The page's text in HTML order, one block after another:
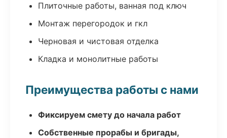
Плиточные работы, ванная под ключ
Монтаж перегородок и гкл
Черновая и чистовая отделка
Кладка и монолитные работы
Преимущества работы с нами
Фиксируем смету до начала работ
Собственные прорабы и бригады,